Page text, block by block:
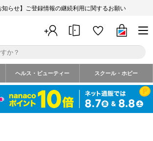
知らせ】ご登録情報の継続利用に関するお願い
ヘルス・ビューティー スクール・ホビー